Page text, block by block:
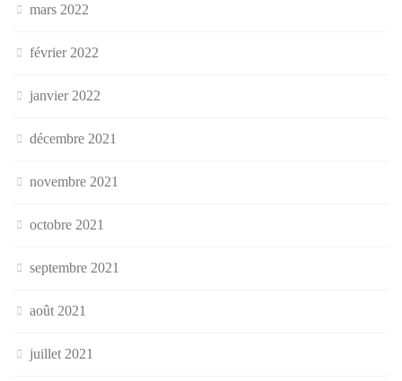
mars 2022
février 2022
janvier 2022
décembre 2021
novembre 2021
octobre 2021
septembre 2021
août 2021
juillet 2021